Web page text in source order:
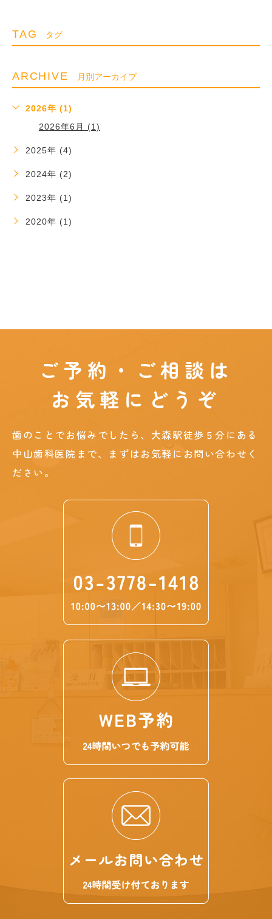
TAG タグ
ARCHIVE 月別アーカイブ
2026年 (1)
2026年6月 (1)
2025年 (4)
2024年 (2)
2023年 (1)
2020年 (1)
ご予約・ご相談は
お気軽にどうぞ
歯のことでお悩みでしたら、大森駅徒歩５分にある
中山歯科医院まで、まずはお気軽にお問い合わせく
ださい。